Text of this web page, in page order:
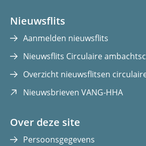
(opent
venster)
(opent
in
venster)
Nieuwsflits
Aanmelden nieuwsflits
Nieuwsflits Circulaire
Overzicht nieuwsflitsen
Nieuwsbrieven VANG-HHA(opent
Over deze site
Persoonsgegevens